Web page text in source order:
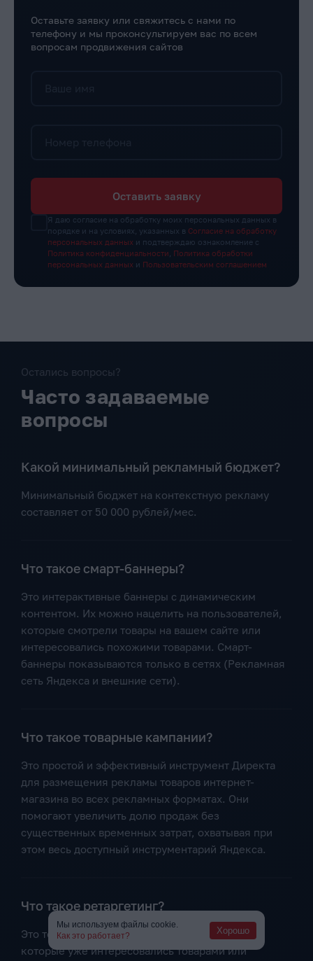
Оставьте заявку или свяжитесь с нами по
телефону и мы проконсультируем вас по всем
вопросам продвижения сайтов
Оставить заявку
Я даю согласие на обработку моих персональных данных в
порядке и на условиях, указанных в Согласие на обработку
персональных данных и подтверждаю ознакомление с
Политика конфиденциальности
Политика обработки
персональных данных и Пользовательским соглашением
Остались вопросы?
Часто задаваемые
вопросы
Какой минимальный рекламный бюджет?
Минимальный бюджет на контекстную рекламу
составляет от 50 000 рублей/мес.
Что такое смарт-баннеры?
Это интерактивные баннеры с динамическим
контентом. Их можно нацелить на пользователей,
которые смотрели товары на вашем сайте или
интересовались похожими товарами. Смарт-
баннеры показываются только в сетях (Рекламная
сеть Яндекса и внешние сети).
Что такое товарные кампании?
Это простой и эффективный инструмент Директа
для размещения рекламы товаров интернет-
магазина во всех рекламных форматах. Они
помогают увеличить долю продаж без
существенных временных затрат, охватывая при
этом весь доступный инструментарий Яндекса.
Что такое ретаргетинг?
Это технология для работы с пользователями,
которые уже интересовались товарами или
Мы используем файлы cookie.
Как это работает?
Хорошо